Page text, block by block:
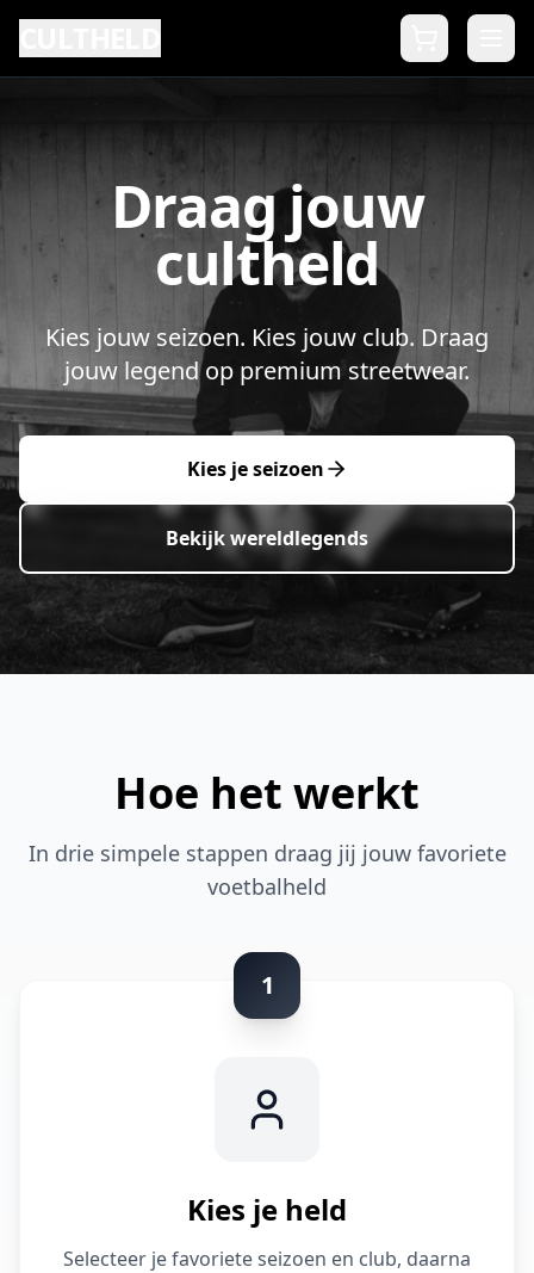
Draag jouw
cultheld
Kies jouw seizoen. Kies jouw club. Draag
jouw legend op premium streetwear.
Kies je seizoen
Bekijk wereldlegends
Hoe het werkt
In drie simpele stappen draag jij jouw favoriete
voetbalheld
1
Kies je held
Selecteer je favoriete seizoen en club, daarna